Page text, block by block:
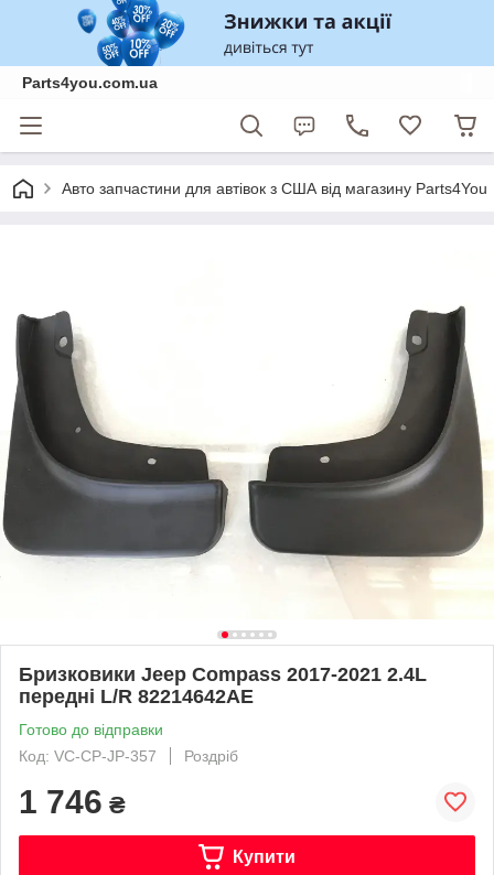
Parts4you.com.ua
Авто запчастини для автівок з США від магазину Parts4You
Бризковики Jeep Compass 2017-2021 2.4L
передні L/R 82214642AE
Готово до відправки
Код: VC-CP-JP-357
Роздріб
1 746 ₴
Купити